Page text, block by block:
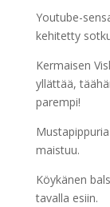
Youtube-
kehitetty
Kermaisen
yllättää,
parempi!
maistuu.
Köykänen
tavalla esiin.